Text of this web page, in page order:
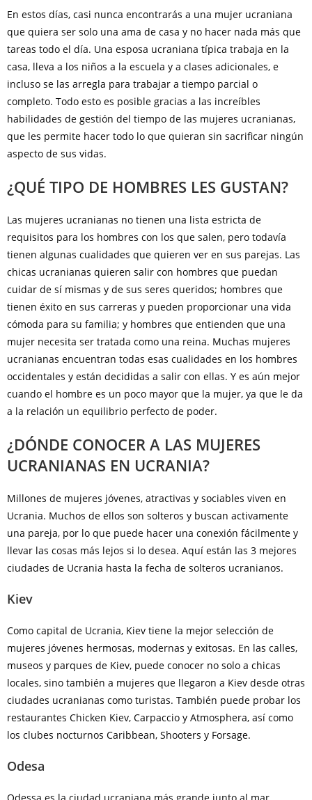
En estos días, casi nunca encontrarás a una mujer ucraniana
que quiera ser solo una ama de casa y no hacer nada más que
tareas todo el día. Una esposa ucraniana típica trabaja en la
casa, lleva a los niños a la escuela y a clases adicionales, e
incluso se las arregla para trabajar a tiempo parcial o
completo. Todo esto es posible gracias a las increíbles
habilidades de gestión del tiempo de las mujeres ucranianas,
que les permite hacer todo lo que quieran sin sacrificar ningún
aspecto de sus vidas.
¿QUÉ TIPO DE HOMBRES LES GUSTAN?
Las mujeres ucranianas no tienen una lista estricta de
requisitos para los hombres con los que salen, pero todavía
tienen algunas cualidades que quieren ver en sus parejas. Las
chicas ucranianas quieren salir con hombres que puedan
cuidar de sí mismas y de sus seres queridos; hombres que
tienen éxito en sus carreras y pueden proporcionar una vida
cómoda para su familia; y hombres que entienden que una
mujer necesita ser tratada como una reina. Muchas mujeres
ucranianas encuentran todas esas cualidades en los hombres
occidentales y están decididas a salir con ellas. Y es aún mejor
cuando el hombre es un poco mayor que la mujer, ya que le da
a la relación un equilibrio perfecto de poder.
¿DÓNDE CONOCER A LAS MUJERES
UCRANIANAS EN UCRANIA?
Millones de mujeres jóvenes, atractivas y sociables viven en
Ucrania. Muchos de ellos son solteros y buscan activamente
una pareja, por lo que puede hacer una conexión fácilmente y
llevar las cosas más lejos si lo desea. Aquí están las 3 mejores
ciudades de Ucrania hasta la fecha de solteros ucranianos.
Kiev
Como capital de Ucrania, Kiev tiene la mejor selección de
mujeres jóvenes hermosas, modernas y exitosas. En las calles,
museos y parques de Kiev, puede conocer no solo a chicas
locales, sino también a mujeres que llegaron a Kiev desde otras
ciudades ucranianas como turistas. También puede probar los
restaurantes Chicken Kiev, Carpaccio y Atmosphera, así como
los clubes nocturnos Caribbean, Shooters y Forsage.
Odesa